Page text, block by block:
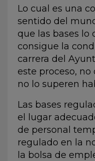
Lo cual es una
sentido del
que las bases lo
consigue la
carrera del
este proceso,
no lo superen
Las bases
el lugar
de personal
regulado en la
la bolsa de